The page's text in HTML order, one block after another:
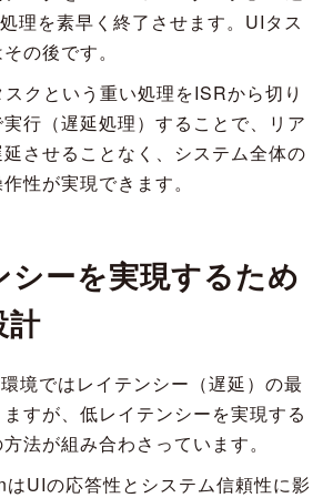
理を素早く終了させます。UIタス
の後です。
クという重い処理をISRから切り
行（遅延処理）することで、リア
させることなく、システム全体の
性が実現できます。
シーを実現するため
計
境ではレイテンシー（遅延）の最
すが、低レイテンシーを実現する
法が組み合わさっています。
UIの応答性とシステム信頼性に影